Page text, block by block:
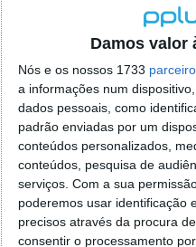
Damos valor
Nós e os nossos 1733
a informações num
dados pessoais, como
padrão enviadas por um
conteúdos personalizados,
conteúdos, pesquisa de
serviços. Com a sua
poderemos usar identificação
precisos através da procura
consentir o processamento